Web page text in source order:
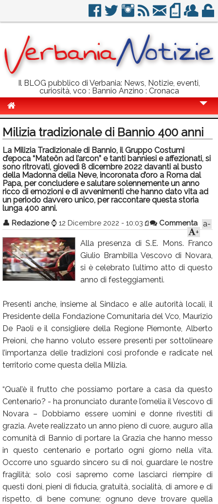
Il BLOG pubblico di Verbania: News, Notizie, eventi,
curiosità, vco : Bannio Anzino : Cronaca
Politica
Sport
Eventi
Info Utili
Rubriche
Calendario
Annunci
Milizia tradizionale di Bannio 400 anni
La Milizia Tradizionale di Bannio, il Gruppo Costumi
d’epoca “Mateôn ad l’arcon” e tanti banniesi e affezionati, si
sono ritrovati, giovedì 8 dicembre 2022 davanti al busto
della Madonna della Neve, incoronata d’oro a Roma dal
Papa, per concludere e salutare solennemente un anno
ricco di emozioni e di avvenimenti che hanno dato vita ad
un periodo davvero unico, per raccontare questa storia
lunga 400 anni.
👤 Redazione ⌚ 12 Dicembre 2022 - 10:03 Commenta
a-
+
Alla presenza di S.E. Mons. Franco
Giulio Brambilla Vescovo di Novara,
si è celebrato l’ultimo atto di questo
anno di festeggiamenti.
Presenti anche, insieme al Sindaco e alle autorità locali, il
Presidente della Fondazione Comunitaria del Vco, Maurizio
De Paoli e il consigliere della Regione Piemonte, Alberto
Preioni, che hanno voluto essere presenti per sottolineare
l’importanza delle tradizioni cosi profonde e radicate nel
territorio come questa della Milizia.
“Qual’è il frutto che possiamo portare a casa da questo
Centenario? - ha pronunciato durante l’omelia il Vescovo di
Novara – Dobbiamo essere uomini e donne rivestiti di
grazia. Avete realizzato un anno pieno di cuore, auguro alla
comunità di Bannio di portare la Grazia che hanno messo
in questo centenario e portarlo ogni giorno nella vita.
Occorre uno sguardo sincero su di noi, guardare le nostre
fragilità; solo cosi sapremo come lasciarci riempire di
questi doni, pieni di fiducia, gratuità, socialità, di amore e di
rispetto, di bene comune; ognuno deve trovare quella